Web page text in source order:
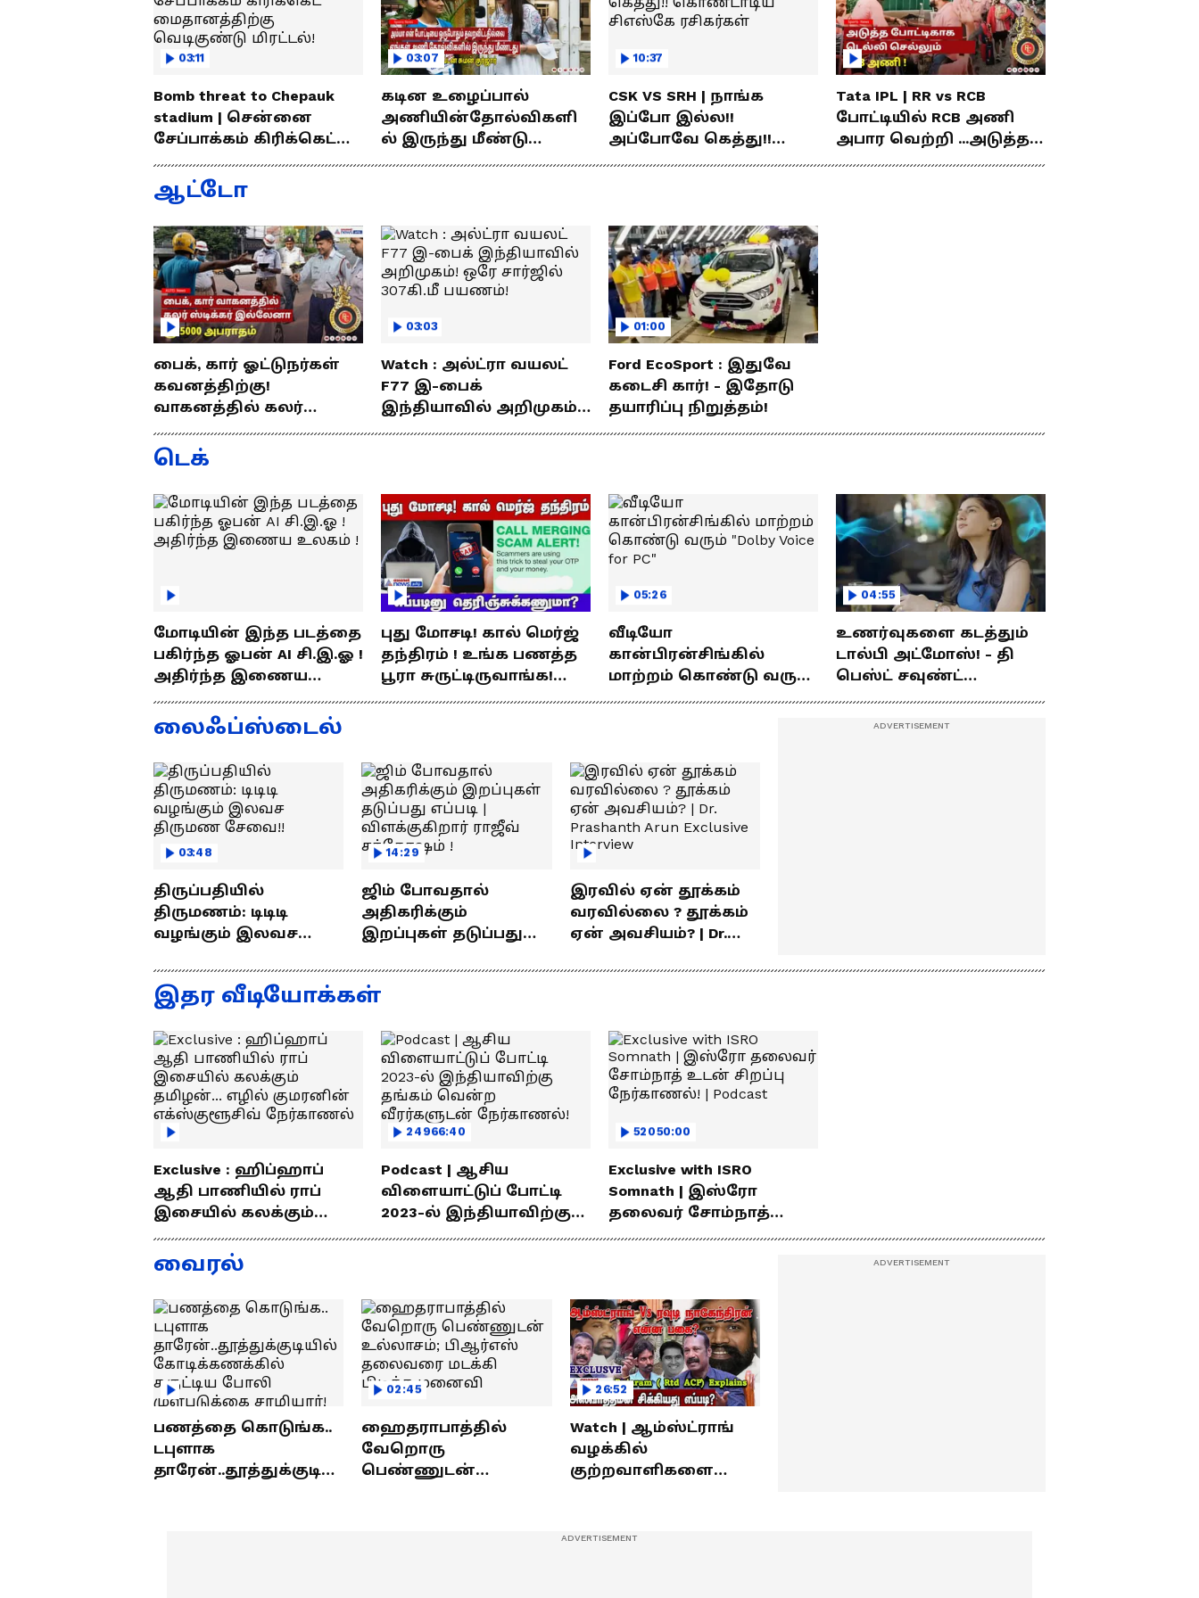
03:11
Bomb threat to Chepauk
stadium | சென்னை
சேப்பாக்கம் கிரிக்கெட்
வெடிகுண்டு மிரட்டல்!
03:07
கடின உழைப்பால்
அணியின்தோல்விகளி
ல் இருந்து மீண்டு
10:37
CSK VS SRH | நாங்க
இப்போ இல்ல!!
அப்போவே கெத்து!!
Tata IPL | RR vs RCB
போட்டியில் RCB அணி
அபார வெற்றி ...அடுத்த
ஆட்டோ
பைக், கார் ஓட்டுநர்கள்
கவனத்திற்கு!
வாகனத்தில் கலர்
ஸ்டிக்கர் இல்லேனா
ரூ.5000 அபராதம் !
03:03
Watch : அல்ட்ரா வயலட்
F77 இ-பைக்
இந்தியாவில் அறிமுகம்!
ஒரே சார்ஜில் 307கி.மீ
01:00
Ford EcoSport : இதுவே
கடைசி கார்! - இதோடு
தயாரிப்பு நிறுத்தம்!
டெக்
மோடியின் இந்த படத்தை
பகிர்ந்த ஓபன் AI சி.இ.ஓ !
அதிர்ந்த இணைய
உலகம் !
புது மோசடி! கால் மெர்ஜ்
தந்திரம் ! உங்க பணத்த
பூரா சுருட்டிருவாங்க!
எப்படினு
05:26
வீடியோ
கான்பிரன்சிங்கில்
மாற்றம் கொண்டு வரும்
"Dolby Voice for PC"
04:55
உணர்வுகளை கடத்தும்
டால்பி அட்மோஸ்! - தி
பெஸ்ட் சவுண்ட்
எக்ஸ்பீரியன்ஸ்
லைஃப்ஸ்டைல்
03:48
திருப்பதியில்
திருமணம்: டிடிடி
வழங்கும் இலவச
14:29
ஜிம் போவதால்
அதிகரிக்கும்
இறப்புகள் தடுப்பது
ராஜீவ் சந்தோஷம் !
இரவில் ஏன் தூக்கம்
வரவில்லை ? தூக்கம்
ஏன் அவசியம்? | Dr.
Interview
இதர வீடியோக்கள்
Exclusive : ஹிப்ஹாப்
ஆதி பாணியில் ராப்
இசையில் கலக்கும்
தமிழன்... எழில்
குமரனின்
எக்ஸ்குளூசிவ்
நேர்காணல்
24966:40
Podcast | ஆசிய
விளையாட்டுப் போட்டி
2023-ல் இந்தியாவிற்கு
தங்கம் வென்ற
52050:00
Exclusive with ISRO
Somnath | இஸ்ரோ
தலைவர் சோம்நாத்
உடன் சிறப்பு
வைரல்
பணத்தை கொடுங்க..
டபுளாக
தாரேன்..தூத்துக்குடியி
02:45
ஹைதராபாத்தில்
வேறொரு
பெண்ணுடன்
26:52
Watch | ஆம்ஸ்ட்ராங்
வழக்கில்
குற்றவாளிகளை
Rtd ACP Interview